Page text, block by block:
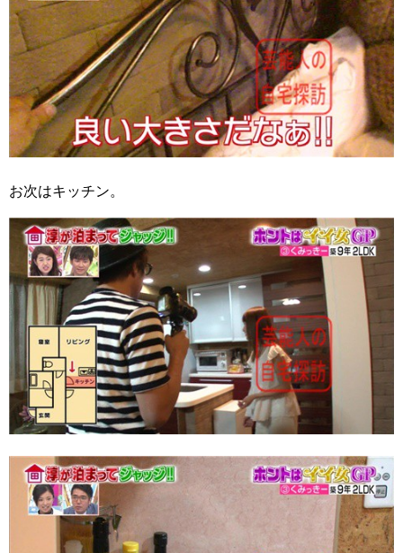
お次はキッチン。